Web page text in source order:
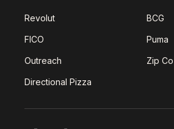
Revolut BCG
FICO Puma
Outreach Zip Co
Directional Pizza